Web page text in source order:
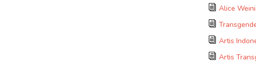
Alice
Artis
Artis